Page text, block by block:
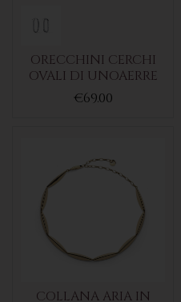
ORECCHINI CERCHI
OVALI DI UNOAERRE
€69.00
COLLANA ARIA IN